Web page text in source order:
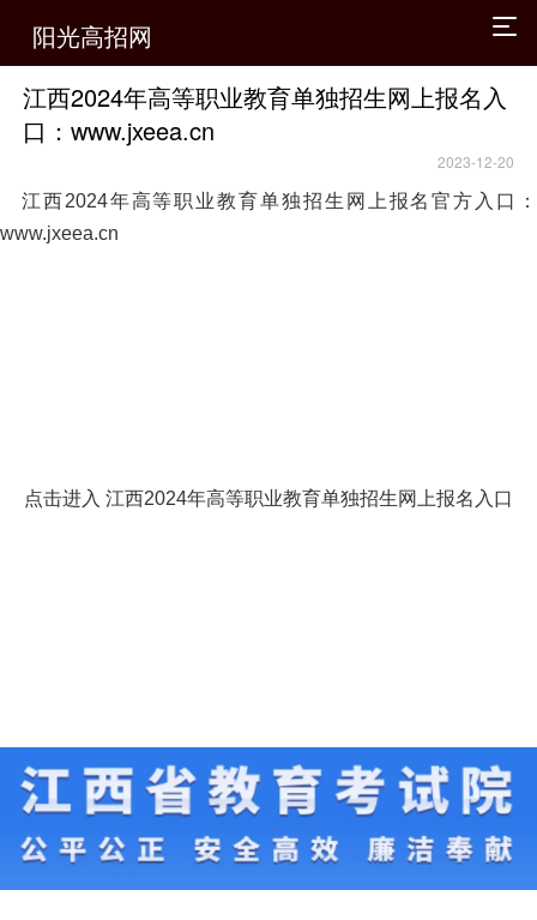
阳光高招网
江西2024年高等职业教育单独招生网上报名入
口：www.jxeea.cn
2023-12-20
江西2024年高等职业教育单独招生网上报名官方入口：
www.jxeea.cn
点击进入 江西2024年高等职业教育单独招生网上报名入口